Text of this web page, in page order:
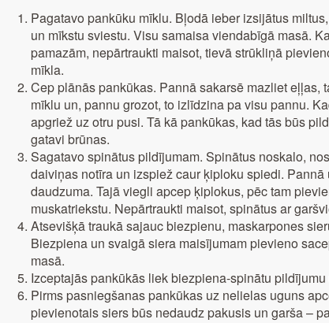
Pagatavo pankūku mīklu. Bļodā ieber izsijātus
un mīkstu sviestu. Visu samaisa viendabīgā masā.
pamazām, nepārtraukti maisot, tievā strūkliņā
mīkla.
Cep plānās pankūkas. Pannā sakarsē mazliet eļļas,
mīklu un, pannu grozot, to izlīdzina pa visu pannu.
apgriež uz otru pusi. Tā kā pankūkas, kad tās būs
gatavi brūnas.
Sagatavo spinātus pildījumam. Spinātus noskalo,
daiviņas notīra un izspiež caur ķiploku spiedi.
daudzuma. Tajā viegli apcep ķiplokus, pēc tam
muskatriekstu. Nepārtraukti maisot, spinātus ar
Atsevišķā traukā sajauc biezpienu, maskarpones
Biezpiena un svaigā siera maisījumam pievieno
masā.
Izceptajās pankūkās liek biezpiena-spinātu
Pirms pasniegšanas pankūkas uz nelielas uguns
pievienotais siers būs nedaudz pakusis un garša –